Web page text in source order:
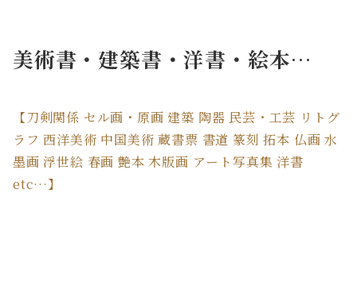
美術書・建築書・洋書・絵本…
【刀剣関係 セル画・原画 建築 陶器 民芸・工芸 リトグ
ラフ 西洋美術 中国美術 蔵書票 書道 篆刻 拓本 仏画 水
墨画 浮世絵 春画 艶本 木版画 アート写真集 洋書
etc…】